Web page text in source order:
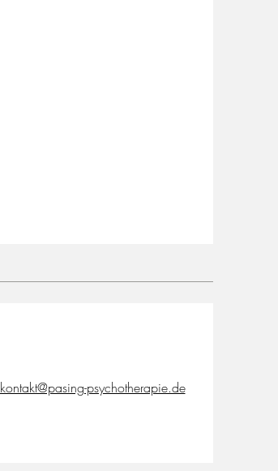
kontakt@pasing-psychotherapie.de